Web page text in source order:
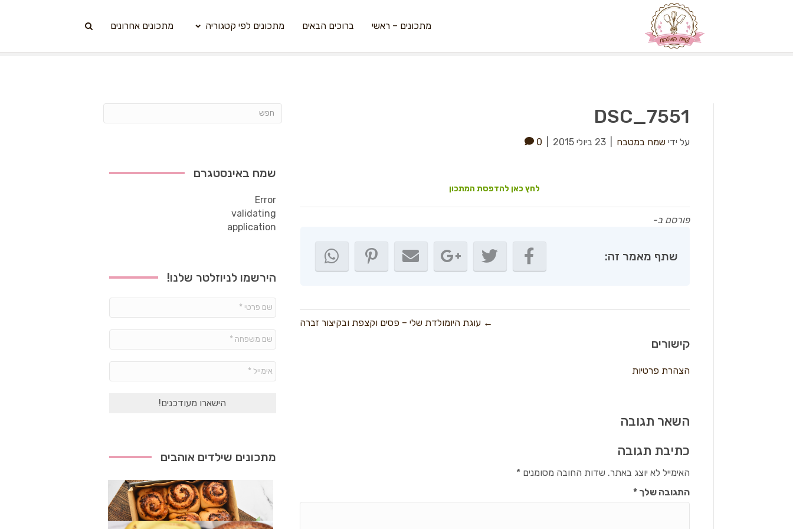
מתכונים – ראשי ברוכים הבאים מתכונים לפי קטגוריה מתכונים אחרונים
DSC_7551
על ידי שמח במטבח 23 ביולי 2015 0
לחץ כאן להדפסת המתכון
פורסם ב-
שתף מאמר זה:
← עוגת היומולדת שלי – פסים וקצפת ובקיצור זברה
קישורים
הצהרת פרטיות
השאר תגובה
כתיבת תגובה
האימייל לא יוצג באתר. שדות החובה מסומנים*
התגובה שלך*
שמח באינסטגרם
Error
validating
application
הירשמו לניוזלטר שלנו!
מתכונים שילדים אוהבים